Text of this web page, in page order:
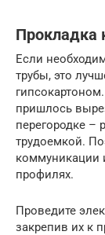
Прокладка
Если
трубы, это
пришлось
перегородке –
трудоемкой.
коммуникации
профилях.
Проведите
закрепив их к